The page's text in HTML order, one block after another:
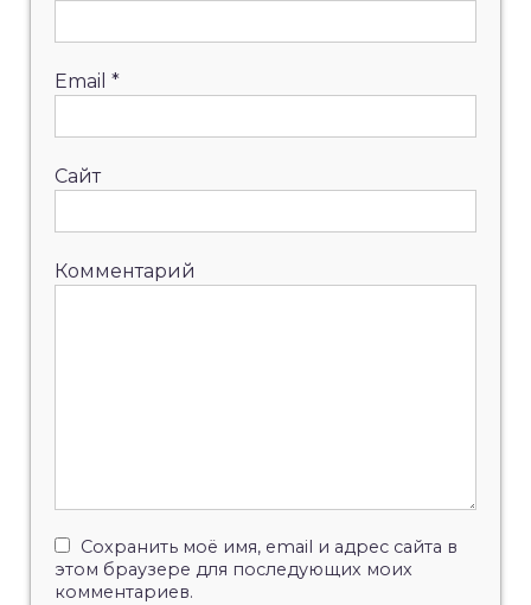
Email *
Сайт
Комментарий
Сохранить моё имя, email и адрес сайта в
этом браузере для последующих моих
комментариев.